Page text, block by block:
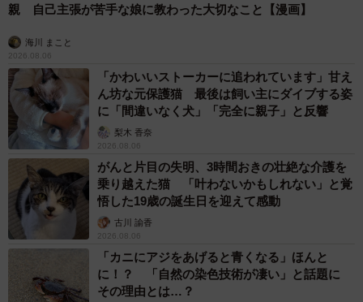
親 自己主張が苦手な娘に教わった大切なこと【漫画】
海川 まこと
2026.08.06
「かわいいストーカーに追われています」甘え
ん坊な元保護猫 最後は飼い主にダイブする姿
に「間違いなく犬」「完全に親子」と反響
梨木 香奈
2026.08.06
がんと片目の失明、3時間おきの壮絶な介護を
乗り越えた猫 「叶わないかもしれない」と覚
悟した19歳の誕生日を迎えて感動
古川 諭香
2026.08.06
「カニにアジをあげると青くなる」ほんと
に！？ 「自然の染色技術が凄い」と話題に
その理由とは…？